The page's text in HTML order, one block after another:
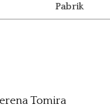
Pabrik
Tomira